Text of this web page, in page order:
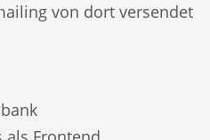
von dort versendet